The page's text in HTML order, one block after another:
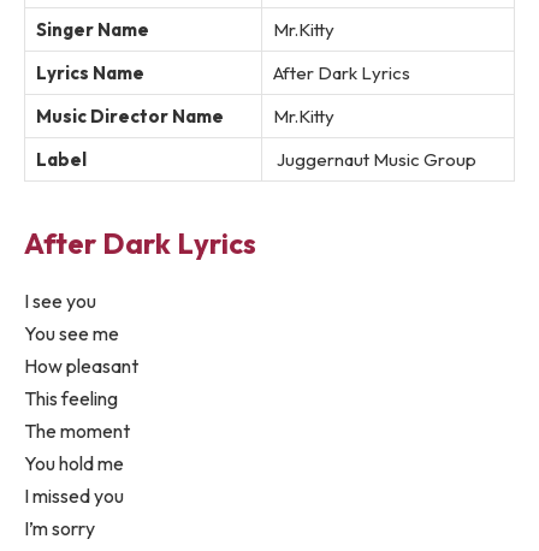
Singer Name
Mr.Kitty
Lyrics Name
After Dark Lyrics
Music Director Name
Mr.Kitty
Label
Juggernaut Music Group
After Dark Lyrics
I see you
You see me
How pleasant
This feeling
The moment
You hold me
I missed you
I’m sorry